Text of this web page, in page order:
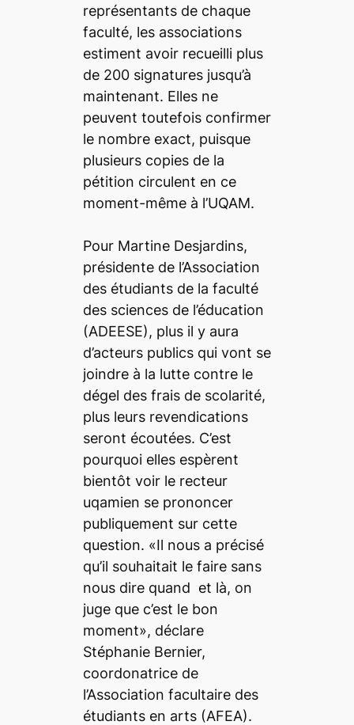
représentants de chaque
faculté, les associations
estiment avoir recueilli plus
de 200 signatures jusqu’à
maintenant. Elles ne
peuvent toutefois confirmer
le nombre exact, puisque
plusieurs copies de la
pétition circulent en ce
moment-même à l’UQAM.
Pour Martine Desjardins,
présidente de l’Association
des étudiants de la faculté
des sciences de l’éducation
(ADEESE), plus il y aura
d’acteurs publics qui vont se
joindre à la lutte contre le
dégel des frais de scolarité,
plus leurs revendications
seront écoutées. C’est
pourquoi elles espèrent
bientôt voir le recteur
uqamien se prononcer
publiquement sur cette
question. «Il nous a précisé
qu’il souhaitait le faire sans
nous dire quand et là, on
juge que c’est le bon
moment», déclare
Stéphanie Bernier,
coordonatrice de
l’Association facultaire des
étudiants en arts (AFEA).